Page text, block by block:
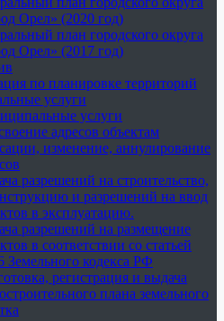
Орел» (2020 год)
план городского округа
Орел» (2017 год)
по планировке территорий
услуги
услуги
адресов объектам
изменение, аннулирование
разрешений на строительство,
и разрешений на ввод
в эксплуатацию.
разрешений на размещение
в соответствии со статьей
Земельного кодекса РФ
регистрация и выдача
плана земельного